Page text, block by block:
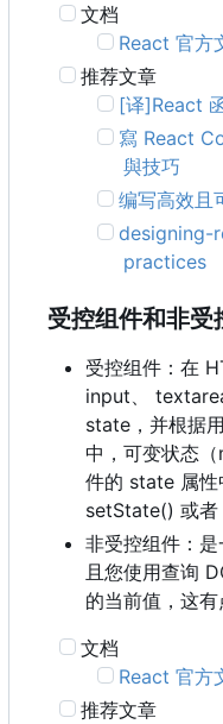
文档
React 官方
推荐文章
[译]React
寫 React
與技巧
编写高效且
designing-
practices
受控组件和非受
受控组件：在
input、
state ， 并根据
中 ， 可变状态 （
件的 state 属性
setState() 或
非受控组件：
且您使用查询
的当前值 ， 这
文档
React 官方
推荐文章